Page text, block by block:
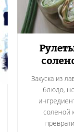
Закуска из
блюдо,
соленой